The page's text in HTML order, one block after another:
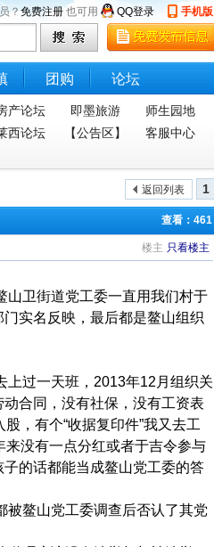
？免费注册 也可用 QQ登录 手机版
团购 论坛
产论坛 即墨旅游
师生园地
西论坛 【公告区】
客服中心
返回列表 1
查看：461
楼主 只看楼主
山卫街道党工委一直用我们村于
实名反映，最后都是鳌山组织
上过一天班，2013年12月组织关
合同，没有社保，没有工资表
，有个“收据复印件”我又去工
没有一点分红或者于吉令参与
的话都能当成鳌山党工委的答
被鳌山党工委调查后否认了其党